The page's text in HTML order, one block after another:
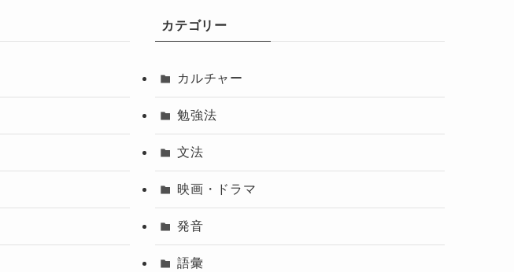
カテゴリー
カルチャー
勉強法
文法
映画・ドラマ
発音
語彙